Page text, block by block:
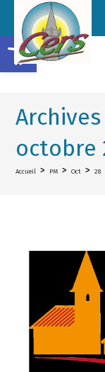
octobre
Accueil > PM > Oct > 28
Ouvrir la